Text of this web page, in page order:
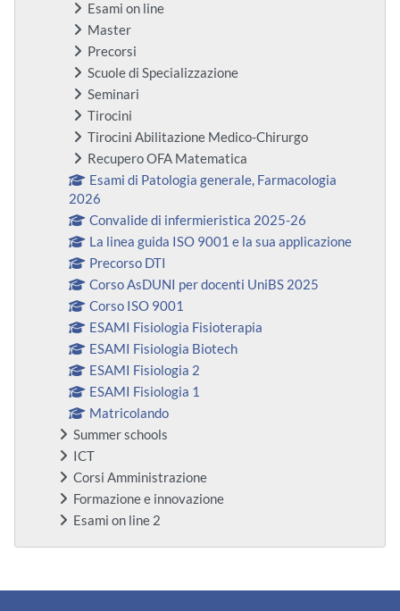
Esami on line
Master
Precorsi
Scuole di Specializzazione
Seminari
Tirocini
Tirocini Abilitazione Medico-Chirurgo
Recupero OFA Matematica
Esami di Patologia generale, Farmacologia
2026
Convalide di infermieristica 2025-26
La linea guida ISO 9001 e la sua applicazione
Precorso DTI
Corso AsDUNI per docenti UniBS 2025
Corso ISO 9001
ESAMI Fisiologia Fisioterapia
ESAMI Fisiologia Biotech
ESAMI Fisiologia 2
ESAMI Fisiologia 1
Matricolando
Summer schools
ICT
Corsi Amministrazione
Formazione e innovazione
Esami on line 2
Blocchi supplementari